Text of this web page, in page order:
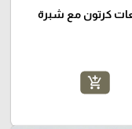
كرتون مع شبرة
add_shopping_cart